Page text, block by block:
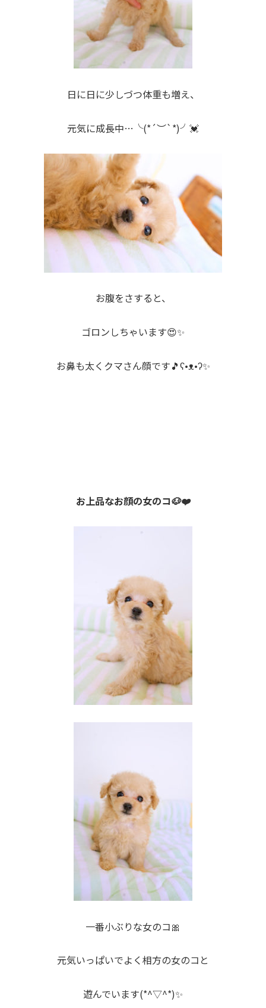
日に日に少しづつ体重も増え、
元気に成長中…╰(*´︶`*)╯💓
お腹をさすると、
ゴロンしちゃいます😍✨
お鼻も太くクマさん顔です🎵ʕ•ᴥ•ʔ✨
お上品なお顔の女のコ🐶❤️
一番小ぶりな女のコ🎀
元気いっぱいでよく相方の女のコと
遊んでいます(*^▽^*)✨